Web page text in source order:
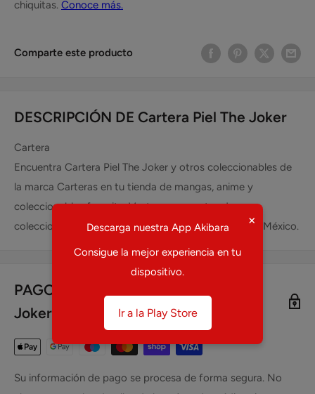
Comparte este producto
DESCRIPCIÓN DE Cartera Piel The Joker
Cartera
Encuentra Cartera Piel The Joker y otros coleccionables de
la marca Carteras en tu tienda de mangas, anime y
coleccionables favorita. Ventas y preventas de
coleccionables como Cartera Piel The Joker en todo México.
PAGO SEGURO DE Cartera Piel The
Joker
Su información de pago se procesa de forma segura. No
×
Descarga nuestra App Akibara
Consigue la mejor experiencia en tu
dispositivo.
Ir a la Play Store